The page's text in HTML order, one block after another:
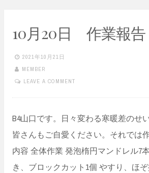
10月20日 作業報告
2021年10月21日
MEMBER
LEAVE A COMMENT
B4山口です。日々変わる寒暖差のせ
皆さんもご自愛ください。それでは
内容 全体作業 発泡楕円マンドレル7
き、ブロックカット1個 やすり、ほ